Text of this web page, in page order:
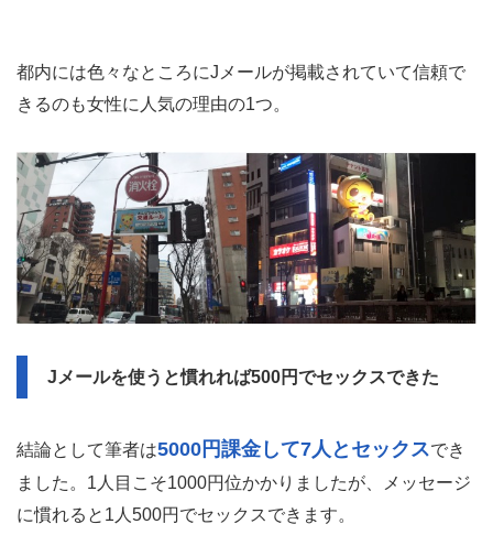
都内には色々なところにJメールが掲載されていて信頼で
きるのも女性に人気の理由の1つ。
Jメールを使うと慣れれば500円でセックスできた
結論として筆者は5000円課金して7人とセックスでき
ました。1人目こそ1000円位かかりましたが、メッセージ
に慣れると1人500円でセックスできます。